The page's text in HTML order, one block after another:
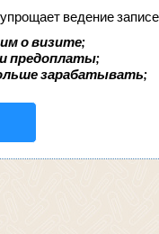
ведение
о визите;
предоплаты;
зарабатывать;